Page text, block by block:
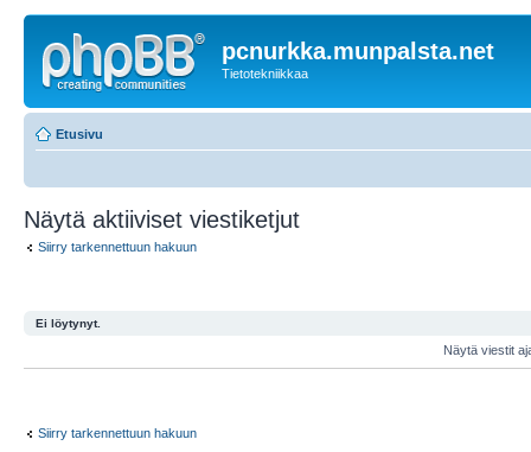
pcnurkka.munpalsta.net
Tietotekniikkaa
Etusivu
Näytä aktiiviset viestiketjut
Siirry tarkennettuun hakuun
Ei löytynyt.
Näytä viestit
Siirry tarkennettuun hakuun